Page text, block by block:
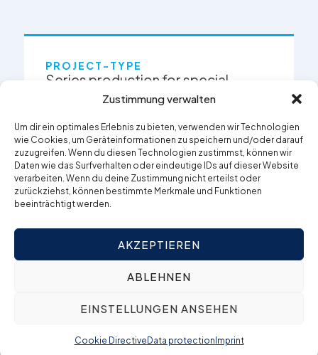
Zustimmung verwalten
Um dir ein optimales Erlebnis zu bieten, verwenden wir Technologien
wie Cookies, um Geräteinformationen zu speichern und/oder darauf
zuzugreifen. Wenn du diesen Technologien zustimmst, können wir
Daten wie das Surfverhalten oder eindeutige IDs auf dieser Website
verarbeiten. Wenn du deine Zustimmung nicht erteilst oder
zurückziehst, können bestimmte Merkmale und Funktionen
beeinträchtigt werden.
AKZEPTIEREN
ABLEHNEN
EINSTELLUNGEN ANSEHEN
Cookie Directive Data protection Imprint
PROJECT-TYPE
Series production for special
LEAD TIME
16 weeks
validated components
times
Decrease of weight